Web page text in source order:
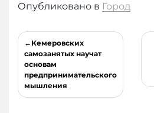
Опубликовано в Город
Навигация
по
записям
Кемеровских
самозанятых научат
основам
предпринимательского
мышления